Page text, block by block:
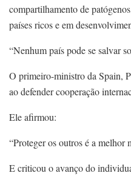
compartilhamento de
países ricos e em
“Nenhum país pode se salvar
O primeiro-ministro da Spain,
ao defender cooperação
Ele afirmou:
“Proteger os outros é a melhor
E criticou o avanço do